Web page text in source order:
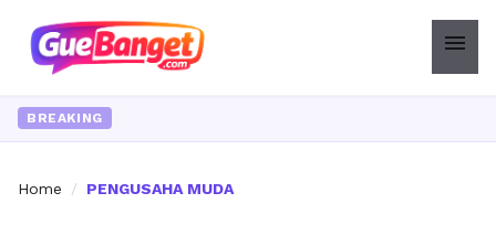
menu
BREAKING
Home / PENGUSAHA MUDA